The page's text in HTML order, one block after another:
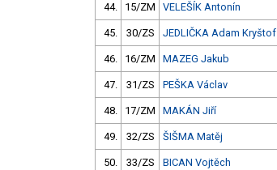
44. 15/ZM VELEŠÍK Antonín
45. 30/ZS JEDLIČKA Adam Kryštof
46. 16/ZM MAZEG Jakub
47. 31/ZS PEŠKA Václav
48. 17/ZM MAKÁN Jiří
49. 32/ZS ŠIŠMA Matěj
50. 33/ZS BICAN Vojtěch